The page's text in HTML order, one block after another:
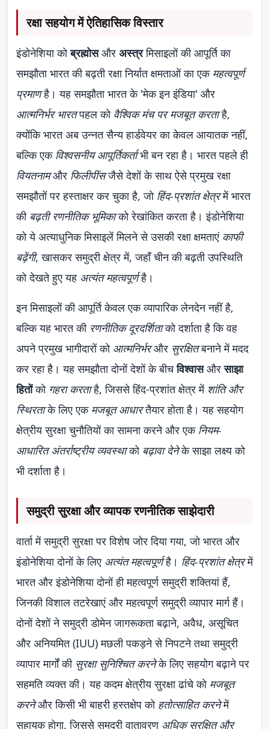
रक्षा सहयोग में ऐतिहासिक विस्तार
इंडोनेशिया कोब्रह्मोसऔर अस्त्रमिसाइलों की आपूर्ति का
समझौता भारत की बढ़ती रक्षा निर्यात क्षमताओं का एक महत्वपूर्ण
प्रमाणहै। यह समझौता भारत के 'मेक इन इंडिया' और
आत्मनिर्भर भारतपहल को वैश्विक मंच पर मजबूत करताहै,
क्योंकि भारत अब उन्नत सैन्य हार्डवेयर का केवल आयातक नहीं,
बल्कि एक विश्वसनीय आपूर्तिकर्ताभी बन रहा है। भारत पहले ही
वियतनामऔर फिलीपींसजैसे देशों के साथ ऐसे प्रमुख रक्षा
समझौतों पर हस्ताक्षर कर चुका है, जो हिंद-प्रशांत क्षेत्रमें भारत
की बढ़ती रणनीतिक भूमिकाको रेखांकित करता है। इंडोनेशिया
को ये अत्याधुनिक मिसाइलें मिलने से उसकी रक्षा क्षमताएं काफी
बढ़ेंगी, खासकर समुद्री क्षेत्र में, जहाँ चीन की बढ़ती उपस्थिति
को देखते हुए यह अत्यंत महत्वपूर्णहै।
इन मिसाइलों की आपूर्ति केवल एक व्यापारिक लेनदेन नहीं है,
बल्कि यह भारत की रणनीतिक दूरदर्शिताको दर्शाता है कि वह
अपने प्रमुख भागीदारों को आत्मनिर्भरऔर सुरक्षितबनाने में मदद
कर रहा है। यह समझौता दोनों देशों के बीचविश्वासऔरसाझा
हितोंको गहरा करताहै, जिससे हिंद-प्रशांत क्षेत्र में शांति और
स्थिरताके लिए एक मजबूत आधारतैयार होता है। यह सहयोग
क्षेत्रीय सुरक्षा चुनौतियों का सामना करने और एक नियम-
आधारित अंतर्राष्ट्रीय व्यवस्थाको बढ़ावा देनेके साझा लक्ष्य को
भी दर्शाता है।
समुद्री सुरक्षा और व्यापक रणनीतिक साझेदारी
वार्ता में समुद्री सुरक्षा पर विशेष जोर दिया गया, जो भारत और
इंडोनेशिया दोनों के लिए अत्यंत महत्वपूर्णहै। हिंद-प्रशांत क्षेत्रमें
भारत और इंडोनेशिया दोनों ही महत्वपूर्ण समुद्री शक्तियां हैं,
जिनकी विशाल तटरेखाएं और महत्वपूर्ण समुद्री व्यापार मार्ग हैं।
दोनों देशों ने समुद्री डोमेन जागरूकता बढ़ाने, अवैध, असूचित
और अनियमित (IUU) मछली पकड़ने से निपटने तथा समुद्री
व्यापार मार्गों की सुरक्षा सुनिश्चित करनेके लिए सहयोग बढ़ाने पर
सहमति व्यक्त की। यह कदम क्षेत्रीय सुरक्षा ढांचे को मजबूत
करनेऔर किसी भी बाहरी हस्तक्षेप को हतोत्साहित करनेमें
सहायक होगा, जिससे समुद्री वातावरण अधिक सुरक्षित और